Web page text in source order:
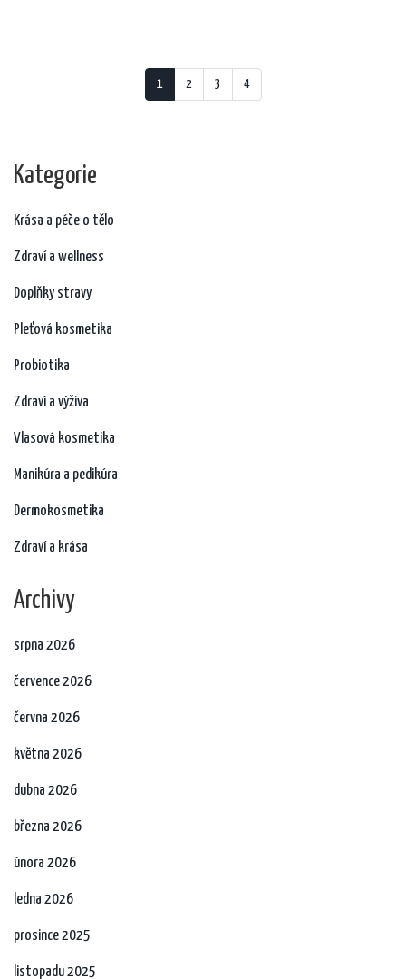
1 2 3 4
Kategorie
Krása a péče o tělo
Zdraví a wellness
Doplňky stravy
Pleťová kosmetika
Probiotika
Zdraví a výživa
Vlasová kosmetika
Manikúra a pedikúra
Dermokosmetika
Zdraví a krása
Archivy
srpna 2026
července 2026
června 2026
května 2026
dubna 2026
března 2026
února 2026
ledna 2026
prosince 2025
listopadu 2025